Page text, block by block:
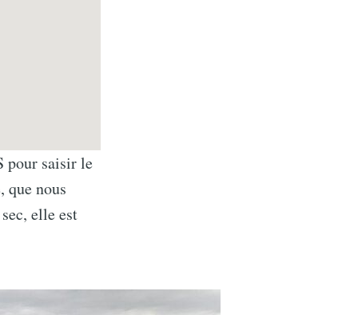
pour saisir le
que nous
elle est